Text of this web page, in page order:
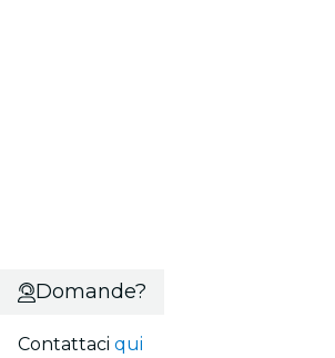
Domande?
Contattaci qui